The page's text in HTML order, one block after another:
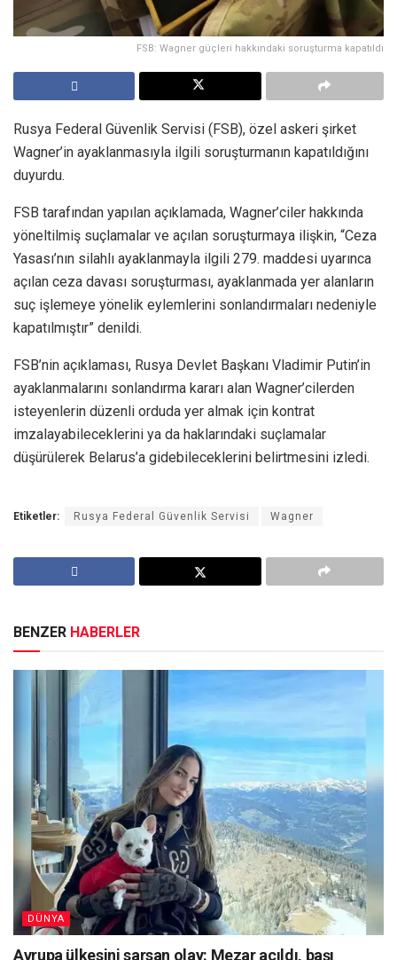
FSB: Wagner güçleri hakkındaki soruşturma kapatıldı
Rusya Federal Güvenlik Servisi (FSB), özel askeri şirket
Wagner’in ayaklanmasıyla ilgili soruşturmanın kapatıldığını
duyurdu.
FSB tarafından yapılan açıklamada, Wagner’ciler hakkında
yöneltilmiş suçlamalar ve açılan soruşturmaya ilişkin, “Ceza
Yasası’nın silahlı ayaklanmayla ilgili 279. maddesi uyarınca
açılan ceza davası soruşturması, ayaklanmada yer alanların
suç işlemeye yönelik eylemlerini sonlandırmaları nedeniyle
kapatılmıştır” denildi.
FSB’nin açıklaması, Rusya Devlet Başkanı Vladimir Putin’in
ayaklanmalarını sonlandırma kararı alan Wagner’cilerden
isteyenlerin düzenli orduda yer almak için kontrat
imzalayabileceklerini ya da haklarındaki suçlamalar
düşürülerek Belarus’a gidebileceklerini belirtmesini izledi.
Etiketler: Rusya Federal Güvenlik Servisi Wagner
BENZER HABERLER
DÜNYA
Avrupa ülkesini sarsan olay: Mezar açıldı, başı